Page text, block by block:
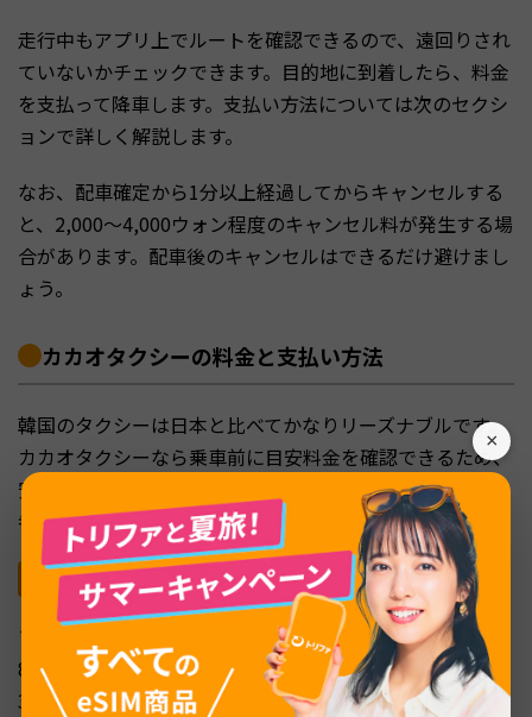
×
走行中もアプリ上でルートを確認できるので、遠回りされ
ていないかチェックできます。目的地に到着したら、料金
を支払って降車します。支払い方法については次のセクシ
ョンで詳しく解説します。
なお、配車確定から1分以上経過してからキャンセルする
と、2,000〜4,000ウォン程度のキャンセル料が発生する場
合があります。配車後のキャンセルはできるだけ避けまし
ょう。
カカオタクシーの料金と支払い方法
韓国のタクシーは日本と比べてかなりリーズナブルです。
カカオタクシーなら乗車前に目安料金を確認できるため、
安心して利用できます。ここでは、料金体系と日本人旅行
者が使える支払い方法をまとめます。
韓国タクシーの料金体系と深夜割増
ソウルの一般タクシーの場合、初乗り料金は1.6kmまで4,
800ウォン（約530円）です。その後は131mごと、または
30秒ごとに100ウォンずつ加算されます。日本のタクシー